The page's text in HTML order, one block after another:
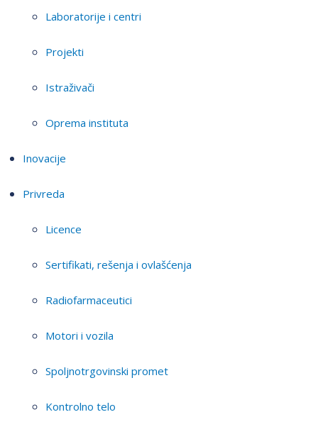
Laboratorije i centri
Projekti
Istraživači
Oprema instituta
Inovacije
Privreda
Licence
Sertifikati, rešenja i ovlašćenja
Radiofarmaceutici
Motori i vozila
Spoljnotrgovinski promet
Kontrolno telo